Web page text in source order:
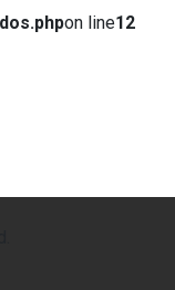
on line12